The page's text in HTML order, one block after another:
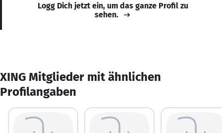
Logg Dich jetzt ein, um das ganze Profil zu
sehen.
XING Mitglieder mit ähnlichen
Profilangaben